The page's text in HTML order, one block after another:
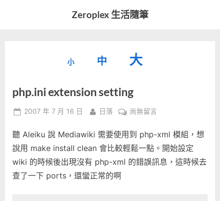
Zeroplex 生活隨筆
發
活
事
小
型
小。
中
重
字
型
大
小。
大
字
型
大
php.ini extension setting
Posted
2007 年 7 月 16 日 By
日落
在
extension
setting〉
中
尚無留言
聽 Aleiku 說 Mediawiki 需要使用到 php-xml 模組，想
說用 make install clean 會比較輕鬆一點。開始設定
wiki 的時候後出現沒有 php-xml 的錯誤訊息，這時候去
查了一下 ports，還蠻正常的啊